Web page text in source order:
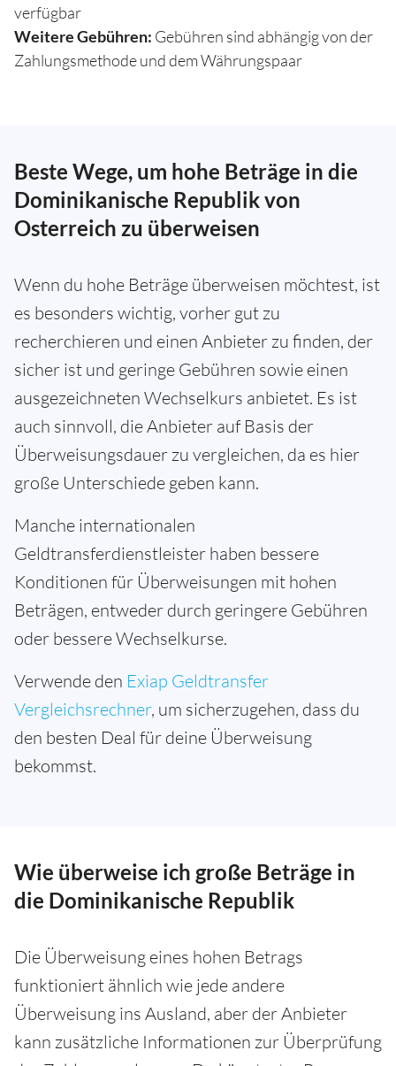
verfügbar
Weitere Gebühren: Gebühren sind abhängig von der
Zahlungsmethode und dem Währungspaar
Beste Wege, um hohe Beträge in die
Dominikanische Republik von
Osterreich zu überweisen
Wenn du hohe Beträge überweisen möchtest, ist
es besonders wichtig, vorher gut zu
recherchieren und einen Anbieter zu finden, der
sicher ist und geringe Gebühren sowie einen
ausgezeichneten Wechselkurs anbietet. Es ist
auch sinnvoll, die Anbieter auf Basis der
Überweisungsdauer zu vergleichen, da es hier
große Unterschiede geben kann.
Manche internationalen
Geldtransferdienstleister haben bessere
Konditionen für Überweisungen mit hohen
Beträgen, entweder durch geringere Gebühren
oder bessere Wechselkurse.
Verwende den Exiap Geldtransfer
Vergleichsrechner, um sicherzugehen, dass du
den besten Deal für deine Überweisung
bekommst.
Wie überweise ich große Beträge in
die Dominikanische Republik
Die Überweisung eines hohen Betrags
funktioniert ähnlich wie jede andere
Überweisung ins Ausland, aber der Anbieter
kann zusätzliche Informationen zur Überprüfung